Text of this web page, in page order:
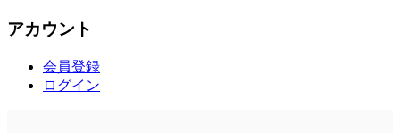
アカウント
会員登録
ログイン